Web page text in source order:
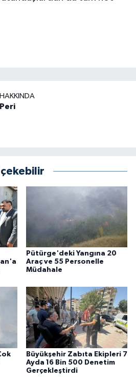
çekebilir
Pütürge'deki Yangına 20
Araç ve 55 Personelle
Müdahale
Büyükşehir Zabıta Ekipleri 7
Ayda 16 Bin 500 Denetim
Gerçekleştirdi